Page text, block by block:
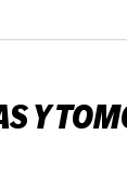
Y